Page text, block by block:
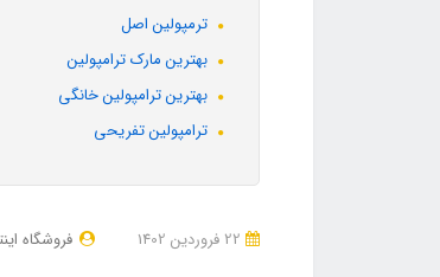
ترمپولین اصل
بهترین مارک ترامپولین
بهترین ترامپولین خانگی
ترامپولین تفریحی
فروشگاه